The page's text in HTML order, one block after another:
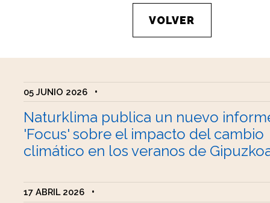
VOLVER
05 JUNIO 2026 •
Naturklima publica un nuevo
'Focus' sobre el impacto del cambio
climático en los veranos de
17 ABRIL 2026 •